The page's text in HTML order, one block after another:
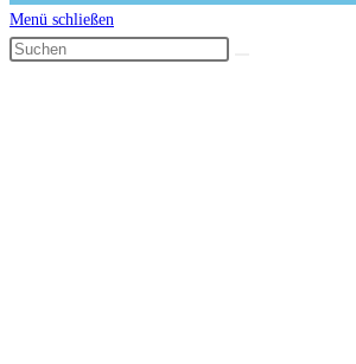
Menü schließen